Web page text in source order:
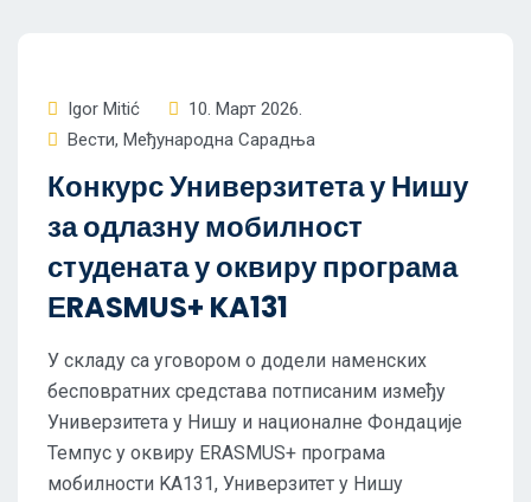
Igor Mitić
10. Март 2026.
Вести, Међународна Сарадња
Конкурс Универзитета у Нишу
за одлазну мобилност
студената у оквиру програма
ЕRASMUS+ KA131
У складу са уговором о додели наменских
бесповратних средстава потписаним између
Универзитета у Нишу и националне Фондације
Темпус у оквиру ERASMUS+ програма
мобилности KA131, Универзитет у Нишу